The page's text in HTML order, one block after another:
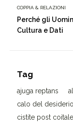
COPPIA & RELAZIONI
Perché gli
Cultura e Dati
Tag
ajuga reptans
calo del desiderio
cistite post coitale